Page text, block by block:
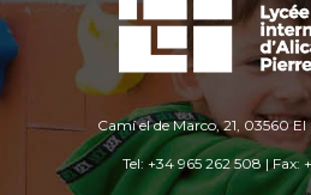
Camí el de Marco, 21, 03560
Tel: +34 965 262 508 | Fax: